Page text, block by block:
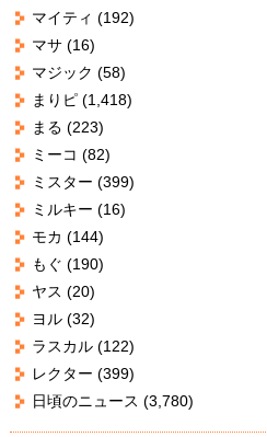
マイティ (192)
マサ(16)
マジック (58)
まりピ(1,418)
まる (223)
ミーコ (82)
ミスター (399)
ミルキー (16)
モカ (144)
もぐ (190)
ヤス (20)
ヨル(32)
ラスカル(122)
レクター (399)
日頃のニュース (3,780)